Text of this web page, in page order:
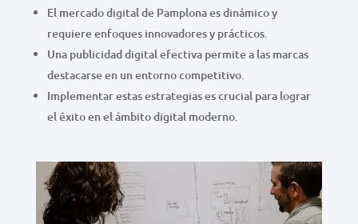
El mercado digital de Pamplona es dinámico y
requiere enfoques innovadores y prácticos.
Una publicidad digital efectiva permite a las marcas
destacarse en un entorno competitivo.
Implementar estas estrategias es crucial para lograr
el éxito en el ámbito digital moderno.